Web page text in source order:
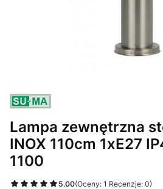
Lampa zewnętrzna
INOX 110cm 1xE27
1100
5.00(Oceny: 1 Recenzje: 0)